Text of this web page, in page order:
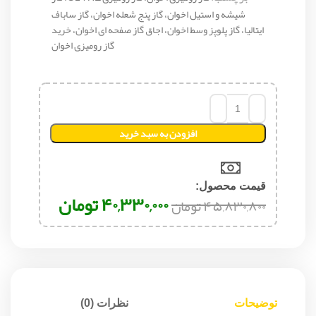
شیشه و استیل اخوان، گاز پنج شعله اخوان، گاز ساباف
ایتالیا، گاز پلوپز وسط اخوان، اجاق گاز صفحه ای اخوان، خرید
گاز رومیزی اخوان
افزودن به سبد خرید
قیمت محصول:​
۴۵,۸۳۰,۸۰۰تومان۴۰,۳۳۰,۰۰۰تومان
توضیحات نظرات (0)